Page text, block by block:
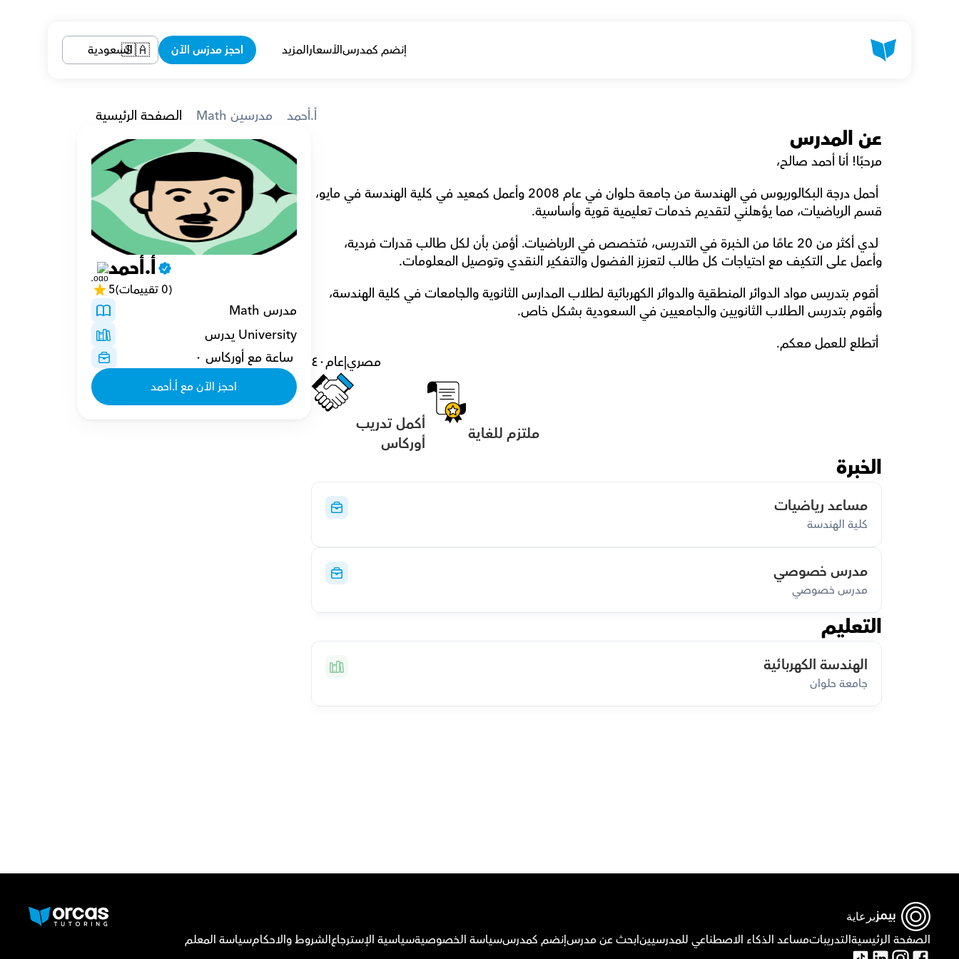
إنضم كمدرسالأسعارالمزيد احجز مدرّس الآن 🇸🇦السعودية
الصفحة الرئيسية Math مدرسين أ.أحمد
أ.أحمد
5 (0 تقييمات)
مدرس Math
University يدرس
احجز الآن مع أ.أحمد
عن المدرس
مرحبًا! أنا أحمد صالح،
قسم الرياضيات، مما يؤهلني لتقديم خدمات تعليمية قوية وأساسية.
وأعمل على التكيف مع احتياجات كل طالب لتعزيز الفضول والتفكير النقدي وتوصيل المعلومات.
وأقوم بتدريس الطلاب الثانويين والجامعيين في السعودية بشكل خاص.
٤٠عام|مصري
ملتزم للغاية
أوركاس
الخبرة
مساعد رياضيات
كلية الهندسة
مدرس خصوصي
مدرس خصوصي
التعليم
الهندسة الكهربائية
جامعة حلوان
قم بتحميل تطبيق أوركاس
برعاية
الصفحة الرئيسيةالتدريباتمساعد الذكاء الاصطناعي للمدرسيينابحث عن مدرسإنضم كمدرسسياسة الخصوصيةسياسية الإسترجاعالشروط والاحكامسياسة المعلم